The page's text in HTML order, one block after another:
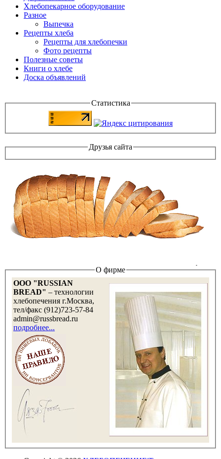
Хлебопекарное оборудование
Разное
Выпечка
Рецепты хлеба
Рецепты для хлебопечки
Фото рецепты
Полезные советы
Книги о хлебе
Доска объявлений
Статистика
Друзья сайта
О фирме
OOO "RUSSIAN
BREAD" – технологии
хлебопечения г.Москва,
тел/факс (912)723-57-84
admin@russbread.ru
подробнее...